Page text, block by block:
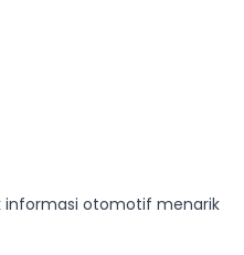
informasi otomotif menarik